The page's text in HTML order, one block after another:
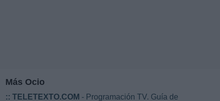
Más Ocio
:: TELETEXTO.COM - Programación TV. Guía de